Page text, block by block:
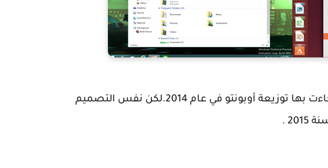
Borderless windows هي من بين الميزات التي جاءت بها توزيعة أوبونتو في عام 2014.لكن نفس التصميم